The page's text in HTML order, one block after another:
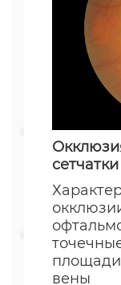
сетчатки
вены